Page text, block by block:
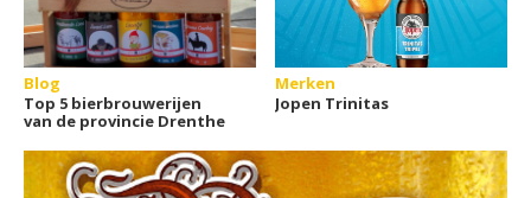
Blog
Top 5 bierbrouwerijen
van de provincie Drenthe
Merken
Jopen Trinitas